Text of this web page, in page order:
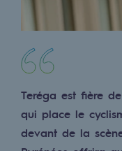
CADRE,
Éthique et
Achats
Fonds de
Teréga est fière
qui place le
devant de la